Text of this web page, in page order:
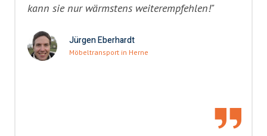
kann sie nur wärmstens weiterempfehlen!"
Jürgen Eberhardt
Möbeltransport in Herne